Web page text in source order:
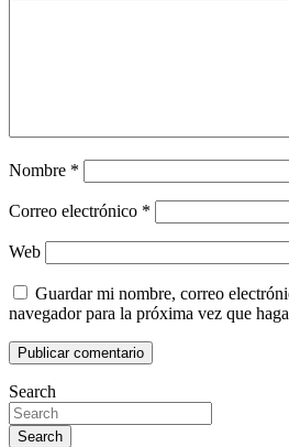
Nombre *
Correo electrónico *
Web
Guardar mi nombre, correo
navegador para la próxima vez que
Search
Search